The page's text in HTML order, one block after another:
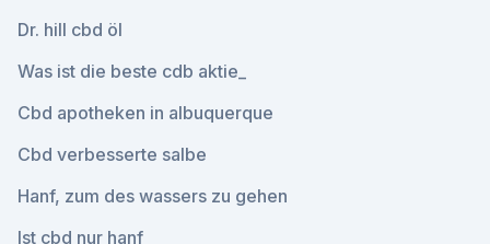
Dr. hill cbd öl
Was ist die beste cdb aktie_
Cbd apotheken in albuquerque
Cbd verbesserte salbe
Hanf, zum des wassers zu gehen
Ist cbd nur hanf